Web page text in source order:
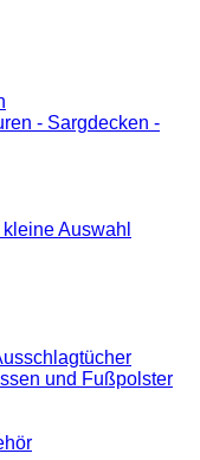
- Sargdecken -
Auswahl
und Fußpolster